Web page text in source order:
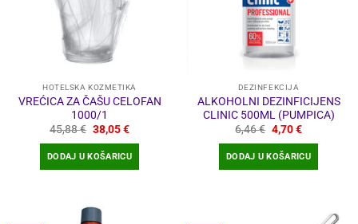
HOTELSKA KOZMETIKA
VREĆICA ZA ČAŠU CELOFAN
1000/1
45,88€ Izvorna
cijena
bila
je:
45,88 €.
38,05€Trenutna
38,05 €.
DODAJ U KOŠARICU
DEZINFEKCIJA
ALKOHOLNI DEZINFICIJENS
CLINIC 500ML (PUMPICA)
6,46€ Izvorna
cijena
bila
je:
6,46 €.
4,70€Trenutna
4,70 €.
DODAJ U KOŠARICU